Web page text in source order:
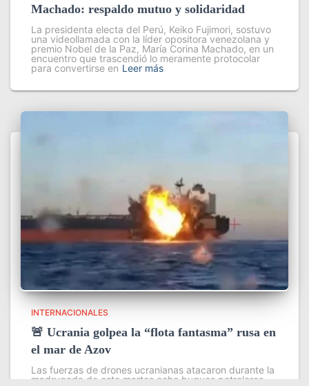
Machado: respaldo mutuo y solidaridad
La presidenta electa del Perú, Keiko Fujimori, sostuvo
una videollamada con la líder opositora venezolana y
premio Nobel de la Paz, María Corina Machado, en un
encuentro que trascendió lo meramente protocolar
para convertirse en Leer más
INTERNACIONALES
🚨 Ucrania golpea la “flota fantasma” rusa en
el mar de Azov
Las fuerzas de drones ucranianas atacaron durante la
madrugada de este martes ocho buques petroleros